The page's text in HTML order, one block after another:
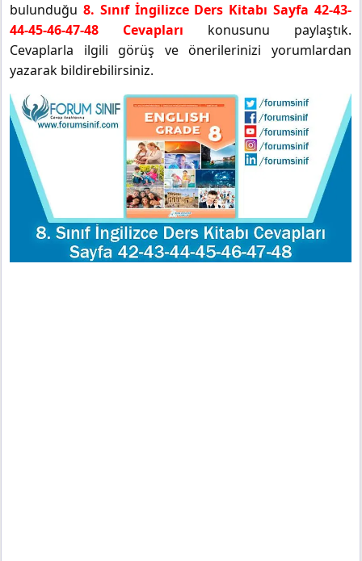
bulunduğu 8. Sınıf İngilizce Ders Kitabı Sayfa 42-43-
44-45-46-47-48 Cevapları konusunu paylaştık.
Cevaplarla ilgili görüş ve önerilerinizi yorumlardan
yazarak bildirebilirsiniz.